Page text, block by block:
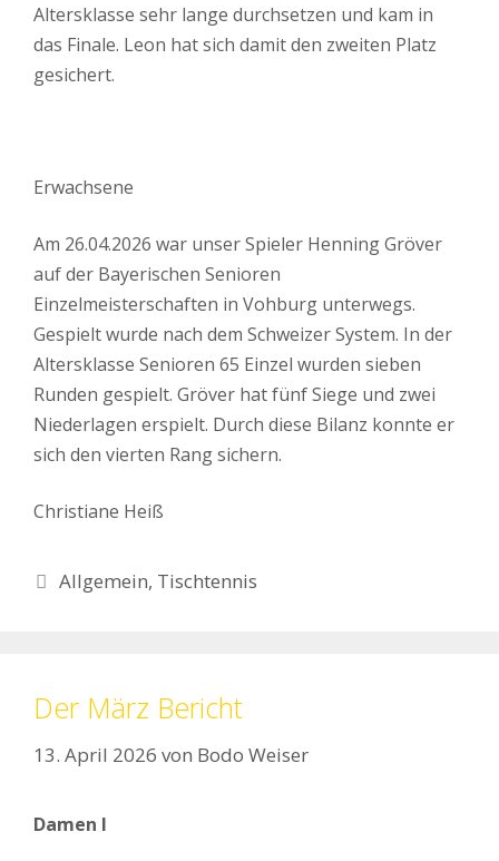
Altersklasse sehr lange durchsetzen und kam in
das Finale. Leon hat sich damit den zweiten Platz
gesichert.
Erwachsene
Am 26.04.2026 war unser Spieler Henning Gröver
auf der Bayerischen Senioren
Einzelmeisterschaften in Vohburg unterwegs.
Gespielt wurde nach dem Schweizer System. In der
Altersklasse Senioren 65 Einzel wurden sieben
Runden gespielt. Gröver hat fünf Siege und zwei
Niederlagen erspielt. Durch diese Bilanz konnte er
sich den vierten Rang sichern.
Christiane Heiß
Kategorien
Allgemein, Tischtennis
Der März Bericht
13. April 2026 von Bodo Weiser
Damen I